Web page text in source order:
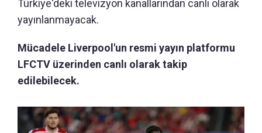
Türkiye'deki televizyon kanallarından canlı olarak
yayınlanmayacak.
Mücadele Liverpool'un resmi yayın platformu
LFCTV üzerinden canlı olarak takip
edilebilecek.